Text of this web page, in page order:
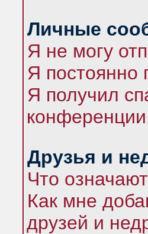
Личные
Я не могу
Я
Я получил
Друзья и
Что
Как мне
друзей и